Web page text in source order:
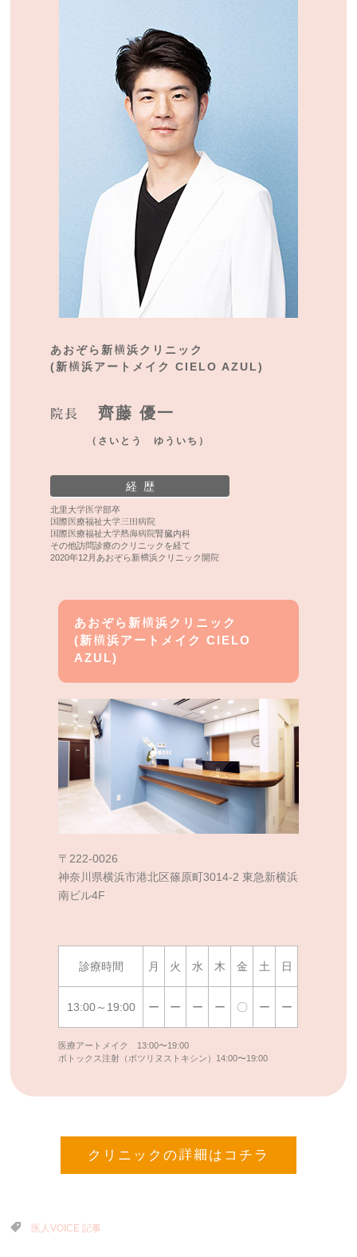
あおぞら新横浜クリニック
(新横浜アートメイク CIELO AZUL)
院長齊藤 優一
（さいとう ゆういち）
経 歴
北里大学医学部卒
国際医療福祉大学三田病院
国際医療福祉大学熱海病院腎臓内科
その他訪問診療のクリニックを経て
2020年12月あおぞら新横浜クリニック開院
あおぞら新横浜クリニック
(新横浜アートメイク CIELO
AZUL)
〒222-0026
神奈川県横浜市港北区篠原町3014-2 東急新横浜
南ビル4F
診療時間 月 火 水 木 金 土 日
13:00～19:00 ー ー ー ー 〇 ー ー
医療アートメイク 13:00〜19:00
ボトックス注射（ボツリヌストキシン）14:00〜19:00
クリニックの詳細はコチラ
医人VOICE 記事